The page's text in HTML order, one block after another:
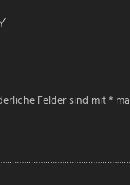
Felder sind mit*